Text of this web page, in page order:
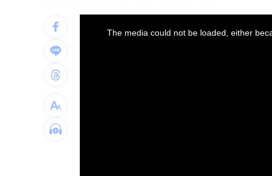
新／颱風逼近！7地區明午前達停班課標
The media could not be loaded, either